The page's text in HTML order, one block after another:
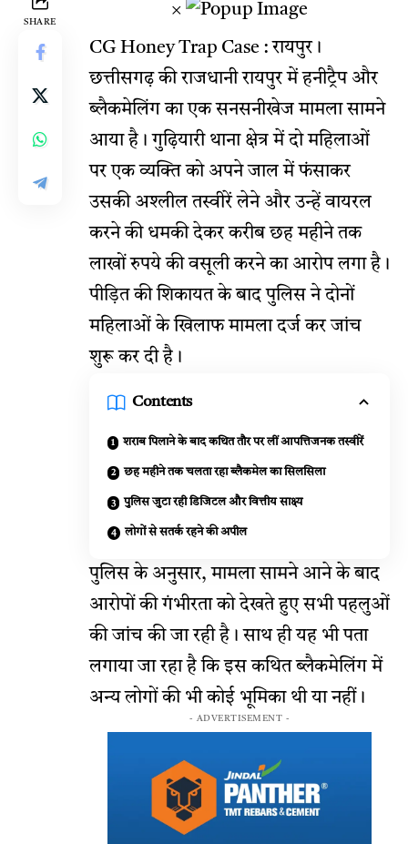
SHARE
×
CG Honey Trap Case : रायपुर।
छत्तीसगढ़ की राजधानी रायपुर में हनीट्रैप और
ब्लैकमेलिंग का एक सनसनीखेज मामला सामने
आया है। गुढ़ियारी थाना क्षेत्र में दो महिलाओं
पर एक व्यक्ति को अपने जाल में फंसाकर
उसकी अश्लील तस्वीरें लेने और उन्हें वायरल
करने की धमकी देकर करीब छह महीने तक
लाखों रुपये की वसूली करने का आरोप लगा है।
पीड़ित की शिकायत के बाद पुलिस ने दोनों
महिलाओं के खिलाफ मामला दर्ज कर जांच
शुरू कर दी है।
Contents
शराब पिलाने के बाद कथित तौर पर लीं आपत्तिजनक तस्वीरें
छह महीने तक चलता रहा ब्लैकमेल का सिलसिला
पुलिस जुटा रही डिजिटल और वित्तीय साक्ष्य
लोगों से सतर्क रहने की अपील
पुलिस के अनुसार, मामला सामने आने के बाद
आरोपों की गंभीरता को देखते हुए सभी पहलुओं
की जांच की जा रही है। साथ ही यह भी पता
लगाया जा रहा है कि इस कथित ब्लैकमेलिंग में
अन्य लोगों की भी कोई भूमिका थी या नहीं।
- ADVERTISEMENT -